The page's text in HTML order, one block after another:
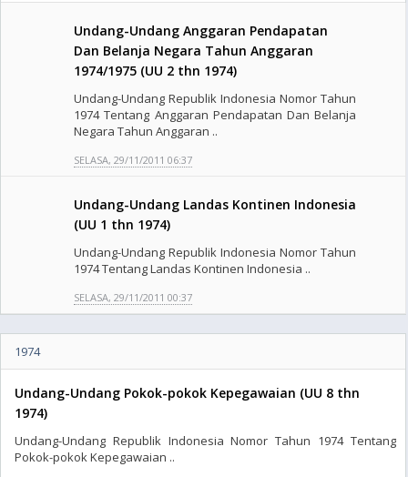
Undang-Undang Anggaran Pendapatan
Dan Belanja Negara Tahun Anggaran
1974/1975 (UU 2 thn 1974)
Undang-Undang Republik Indonesia Nomor Tahun
1974 Tentang Anggaran Pendapatan Dan Belanja
Negara Tahun Anggaran ..
SELASA, 29/11/2011 06:37
Undang-Undang Landas Kontinen Indonesia
(UU 1 thn 1974)
Undang-Undang Republik Indonesia Nomor Tahun
1974 Tentang Landas Kontinen Indonesia ..
SELASA, 29/11/2011 00:37
1974
Undang-Undang Pokok-pokok Kepegawaian (UU 8 thn
1974)
Undang-Undang Republik Indonesia Nomor Tahun 1974 Tentang
Pokok-pokok Kepegawaian ..